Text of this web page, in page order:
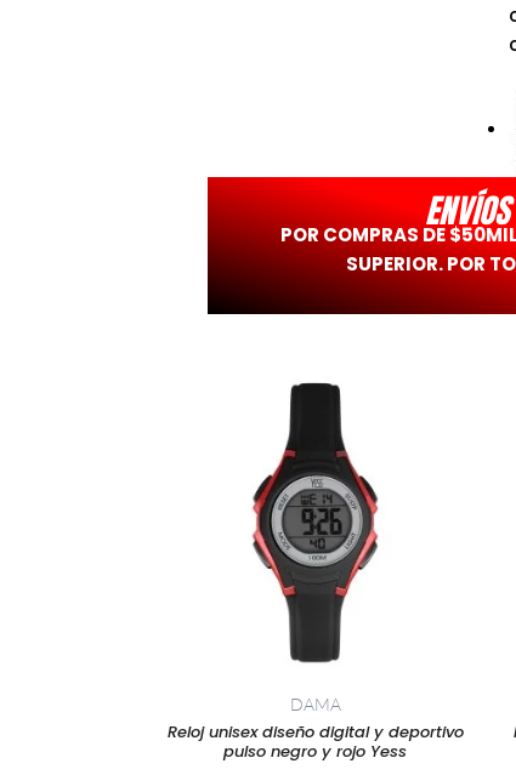
POR COMPRAS DE
SUPERIOR. POR
DAMA
Reloj unisex diseño digital y deportivo
pulso negro y rojo Yess